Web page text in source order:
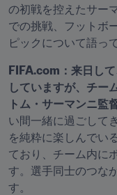
の初戦を控えたサー
での挑戦、フットボ
ピックについて語っ
FIFA.com：来日し
していますが、チー
トム・サーマンニ監
い間一緒に過ごして
を純粋に楽しんでい
ており、チーム内に
す。選手同士のつな
す。